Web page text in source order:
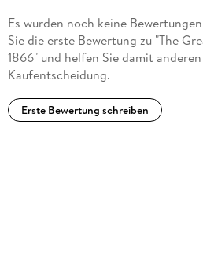
Es wurden noch keine
Sie die erste Bewertung zu "The
1866" und helfen Sie damit
Kaufentscheidung.
Erste Bewertung schreiben